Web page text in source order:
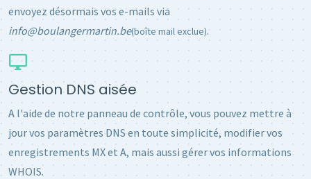
envoyez désormais vos e-mails via
info@boulangermartin.be(boîte mail exclue).
Gestion DNS aisée
A l'aide de notre panneau de contrôle, vous pouvez mettre à
jour vos paramètres DNS en toute simplicité, modifier vos
enregistrements MX et A, mais aussi gérer vos informations
WHOIS.